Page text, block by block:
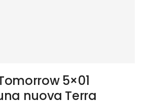
5×01
nuova Terra